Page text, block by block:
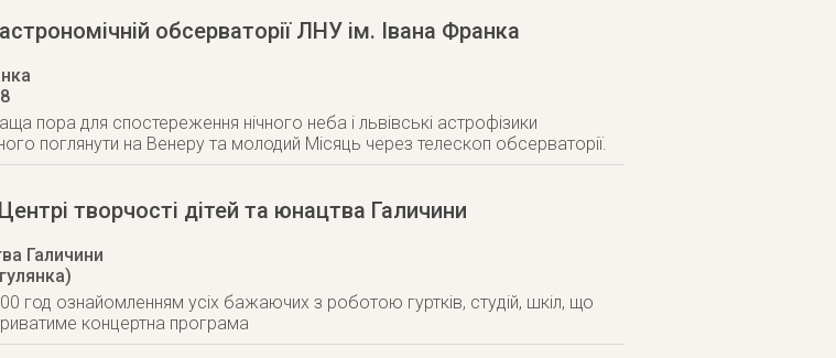
обсерваторії ЛНУ ім. Івана Франка
пора для спостереження нічного неба і львівські астрофізики
поглянути на Венеру та молодий Місяць через телескоп обсерваторії.
творчості дітей та юнацтва Галичини
Галичини
год ознайомленням усіх бажаючих з роботою гуртків, студій, шкіл, що
концертна програма